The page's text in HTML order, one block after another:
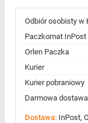
Odbiór osobisty w
Paczkomat InPost
Orlen Paczka
Kurier
Kurier pobraniowy
Darmowa dostawa
Dostawa: InPost,